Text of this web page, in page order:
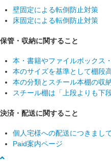
壁固定による転倒防止対策
床固定による転倒防止対策
保管・収納に関すること
本・書籍やファイルボックス
本のサイズを基準として棚段
本の分類とスチール本棚の収
スチール棚は「上段よりも下
決済・配送に関すること
個人宅様への配送につきまし
Paid案内ページ